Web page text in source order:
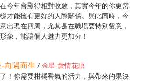
今年會顯得相對收斂，其實今年的你更需
才能擁有更好的人際關係。與此同時，今
出現在四周，尤其是在職場要特別留意，
象，能讓個人魅力更加分！
-向陽而生 / 金星-愛情花語
！你需要柑橘香氣的活力，與帶來的果決